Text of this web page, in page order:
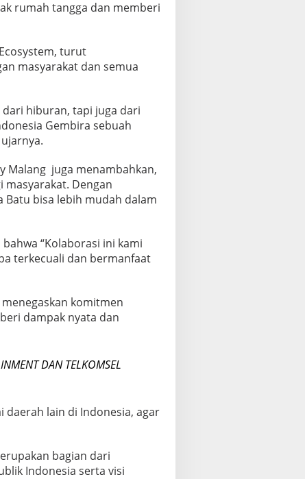
rumah tangga dan memberi
turut
masyarakat dan semua
dari hiburan, tapi juga dari
Gembira sebuah
Malang juga menambahkan,
Dengan
Batu bisa lebih mudah dalam
“Kolaborasi ini kami
terkecuali dan bermanfaat
komitmen
dampak nyata dan
DAN TELKOMSEL
daerah lain di Indonesia, agar
bagian dari
Indonesia serta visi